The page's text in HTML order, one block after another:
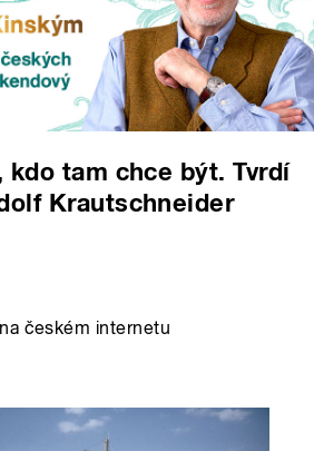
kdo tam chce být. Tvrdí
Krautschneider
českém internetu